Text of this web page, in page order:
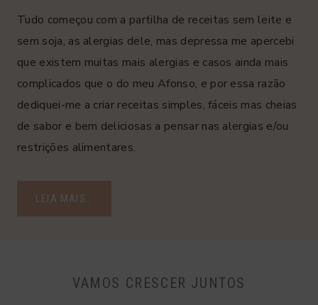
Tudo começou com a partilha de receitas sem leite e
sem soja, as alergias dele, mas depressa me apercebi
que existem muitas mais alergias e casos ainda mais
complicados que o do meu Afonso, e por essa razão
dediquei-me a criar receitas simples, fáceis mas cheias
de sabor e bem deliciosas a pensar nas alergias e/ou
restrições alimentares.
LEIA MAIS…
VAMOS CRESCER JUNTOS